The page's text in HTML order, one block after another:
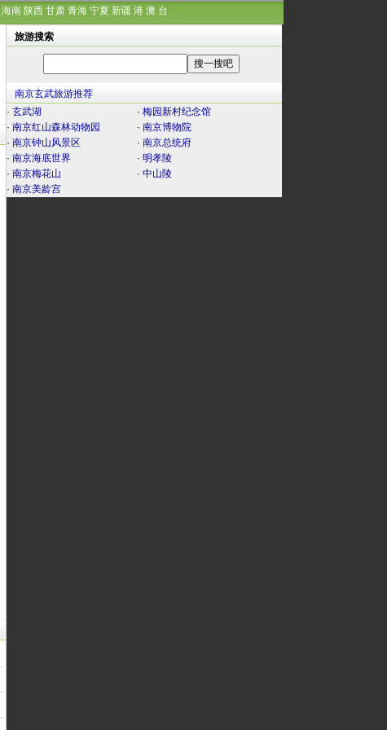
海南 陕西 甘肃 青海 宁夏 新疆 港 澳 台
旅游搜索
南京玄武旅游推荐
· 玄武湖 · 梅园新村纪念馆
· 南京红山森林动物园 · 南京博物院
· 南京钟山风景区 · 南京总统府
· 南京海底世界 · 明孝陵
· 南京梅花山 · 中山陵
· 南京美龄宫